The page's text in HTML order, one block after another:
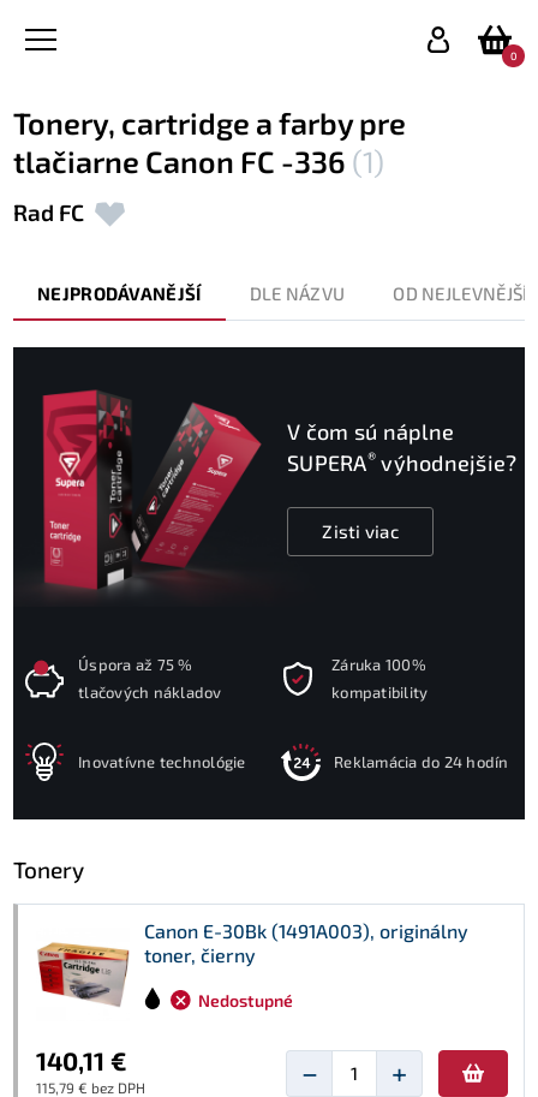
0
Tonery, cartridge a farby pre
tlačiarne Canon FC -336 (1)
Rad FC
NEJPRODÁVANĚJŠÍ DLE NÁZVU OD
V čom sú náplne
SUPERA® výhodnejšie?
Zisti viac
Úspora až 75 %
tlačových nákladov
Záruka 100%
kompatibility
Inovatívne technológie Reklamácia do 24 hodín
Tonery
Canon E-30Bk (1491A003), originálny
toner, čierny
Nedostupné
140,11 €
115,79 € bez DPH − +